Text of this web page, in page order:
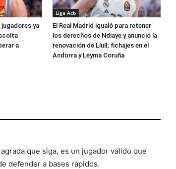
jugadores ya
a
Liga Acb
El Real Madrid igualó para retener
los derechos de Ndiaye y anunció la
renovación de Llull; fichajes en el
Andorra y Leyma Coruña
que siga, es un jugador válido que
defender a bases rápidos.